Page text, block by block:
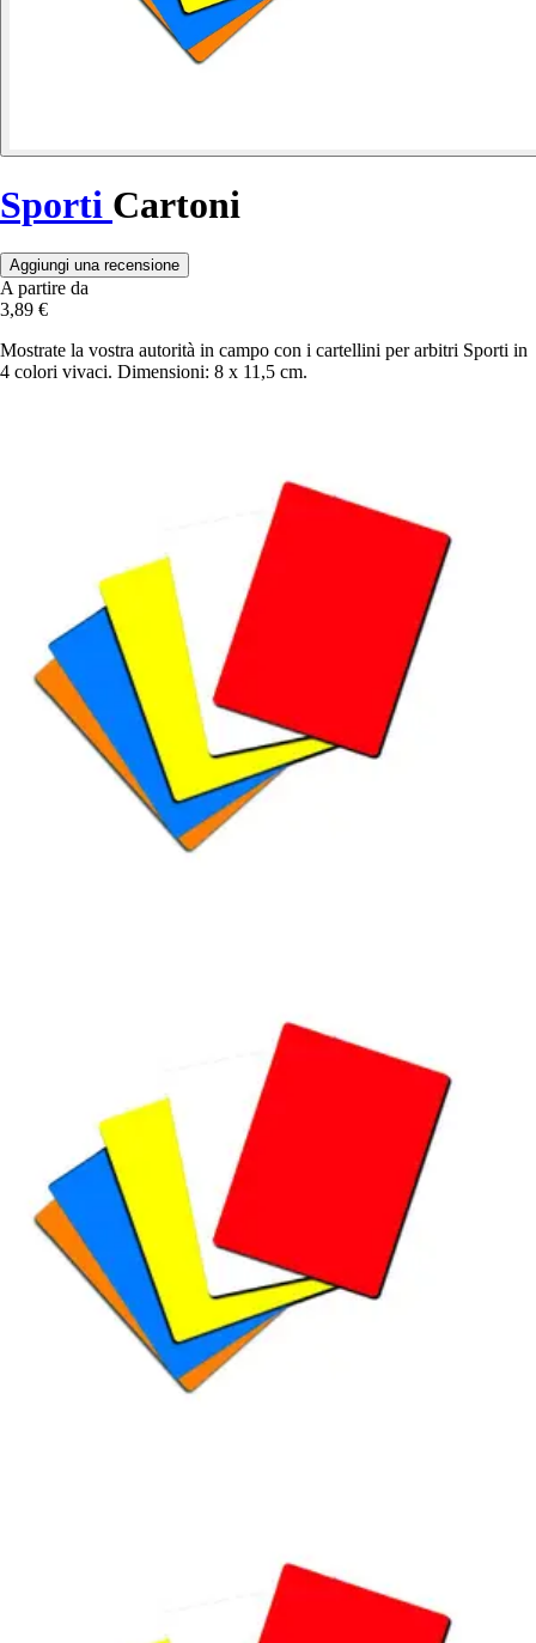
Sporti Cartoni
Aggiungi una recensione
A partire da
3,89 €
Mostrate la vostra autorità in campo con i cartellini per arbitri Sporti in
4 colori vivaci. Dimensioni: 8 x 11,5 cm.